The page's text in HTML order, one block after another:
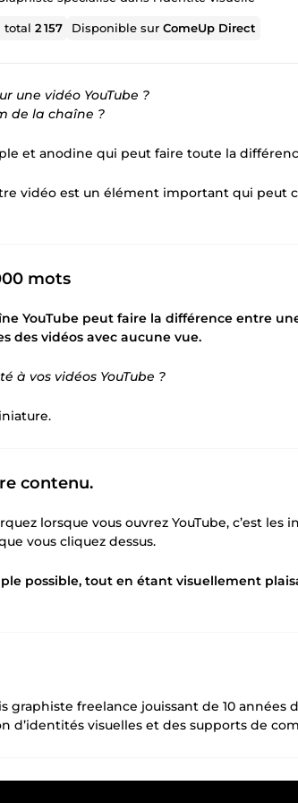
total2 157 Disponible surComeUp Direct
une vidéo YouTube ?
de la chaîne ?
et anodine qui peut faire toute la
vidéo est un élément important qui peut
mots
YouTube peut faire la différence entre
des vidéos avec aucune vue.
à vos vidéos YouTube ?
contenu.
lorsque vous ouvrez YouTube, c’est
vous cliquez dessus.
possible, tout en étant visuellement
graphiste freelance jouissant de 10 années
d’identités visuelles et des supports de